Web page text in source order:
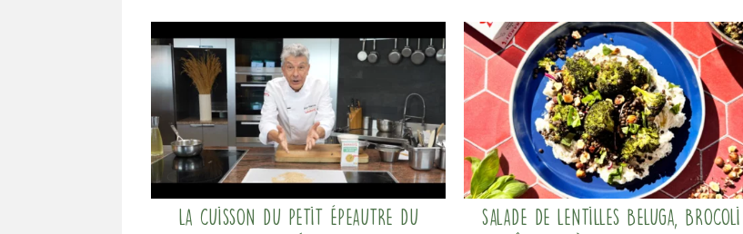
La cuisson du Petit Épeautre du
Salade de lentilles beluga, brocoli